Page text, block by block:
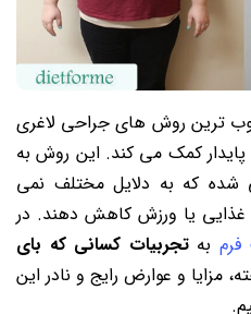
ترین روش های جراحی لاغری
کمک می کند. این روش به
شده که به دلایل مختلف نمی
غذایی یا ورزش کاهش دهند. در
بهتجربیات کسانی که بای
مزایا و عوارض رایج و نادر این